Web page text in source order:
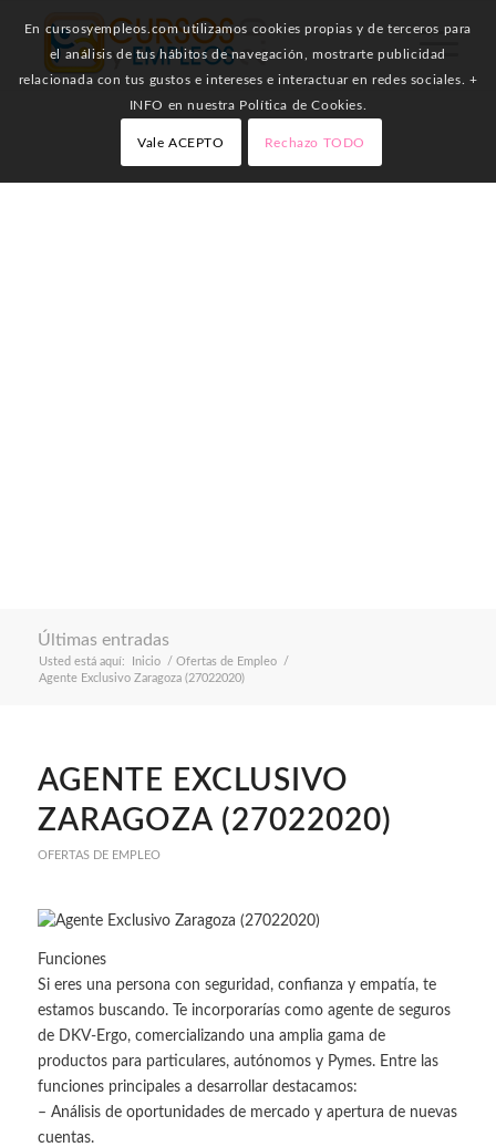
Últimas entradas
Usted está aquí: Inicio / Ofertas de Empleo
/
Agente Exclusivo Zaragoza (27022020)
AGENTE EXCLUSIVO
ZARAGOZA (27022020)
OFERTAS DE EMPLEO
Funciones
Si eres una persona con seguridad, confianza y empatía, te
estamos buscando. Te incorporarías como agente de seguros
de DKV-Ergo, comercializando una amplia gama de
productos para particulares, autónomos y Pymes. Entre las
funciones principales a desarrollar destacamos:
– Análisis de oportunidades de mercado y apertura de nuevas
cuentas.
En cursosyempleos.com utilizamos cookies propias y de terceros para
el análisis de tus hábitos de navegación, mostrarte publicidad
relacionada con tus gustos e intereses e interactuar en redes sociales. +
INFO en nuestra Política de Cookies.
Vale ACEPTO Rechazo TODO